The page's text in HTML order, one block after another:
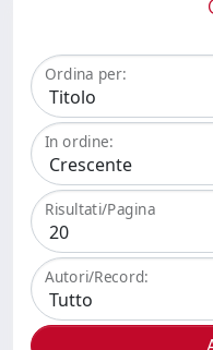
Ordina per:
In ordine:
Risultati/Pagina
Autori/Record: